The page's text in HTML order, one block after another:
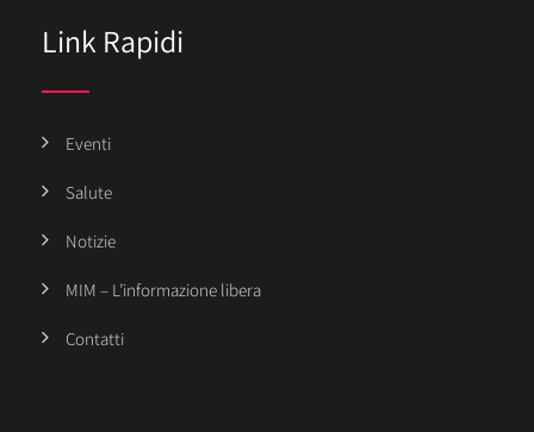
Link Rapidi
Eventi
Salute
Notizie
MIM – L’informazione libera
Contatti